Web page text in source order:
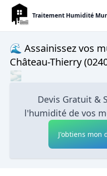
Traitement Humidité Mur
🌊 Assainissez vos
Château-Thierry
🌫
Devis Gratuit &
l'humidité de vos
J'obtiens mon